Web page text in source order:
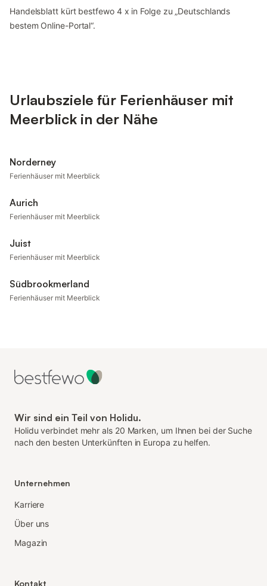
Handelsblatt kürt bestfewo 4 x in Folge zu „Deutschlands
bestem Online-Portal“.
Urlaubsziele für Ferienhäuser mit
Meerblick in der Nähe
Norderney
Ferienhäuser mit Meerblick
Aurich
Ferienhäuser mit Meerblick
Juist
Ferienhäuser mit Meerblick
Südbrookmerland
Ferienhäuser mit Meerblick
Wir sind ein Teil von Holidu.
Holidu verbindet mehr als 20 Marken, um Ihnen bei der Suche
nach den besten Unterkünften in Europa zu helfen.
Unternehmen
Karriere
Über uns
Magazin
Kontakt